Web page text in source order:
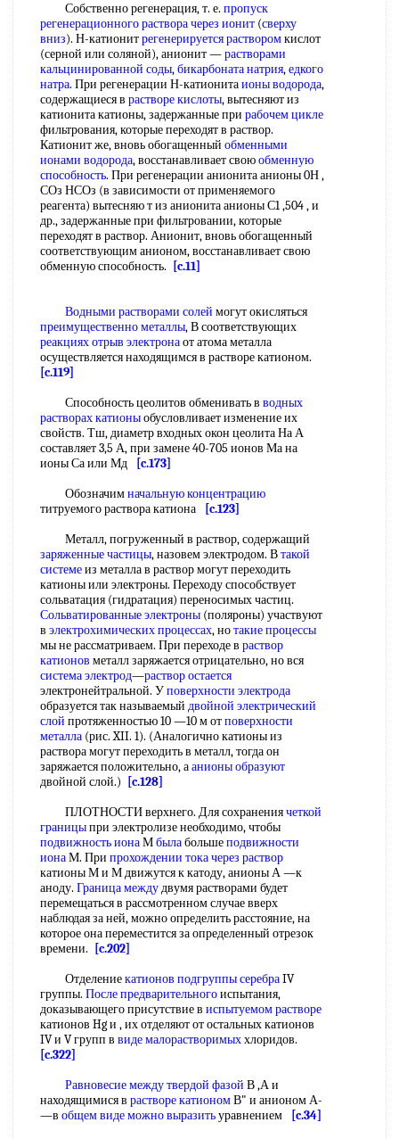
Собственно регенерация, т. е. пропуск
регенерационного растворачерез ионит (сверху
вниз). Н-катионитрегенерируется растворомкислот
(серной или соляной), анионит —растворами
кальцинированной соды,бикарбоната натрия,едкого
натра. При регенерации Н-катионитаионы водорода,
содержащиеся в растворе кислоты, вытесняют из
катионита катионы, задержанные при рабочем цикле
фильтрования, которые переходят в раствор.
Катионит же, вновь обогащенный обменными
ионами водорода, восстанавливает своюобменную
способность. При регенерации анионита анионы 0Н ,
СОз НСОз (в зависимости от применяемого
реагента) вытесняю т из анионита анионы С1 ,504 , и
др., задержанные при фильтровании, которые
переходят в раствор. Анионит, вновь обогащенный
соответствующим анионом, восстанавливает свою
обменную способность.
[c.11]
Водными растворами солей могут окисляться
преимущественно металлы, В соответствующих
реакциях отрыв электронаот атома металла
осуществляется находящимся в растворе катионом.
[c.119]
Способность цеолитов обменивать в водных
растворах катионыобусловливает изменение их
свойств. Тш, диаметр входных окон цеолита На А
составляет 3,5 А, при замене 40-705 ионов Ма на
ионы Са или Мд
[c.173]
Обозначимначальную концентрацию
титруемого раствора катиона
[c.123]
Металл, погруженный в раствор, содержащий
заряженные частицы, назовем электродом. Втакой
системеиз металла в раствор могут переходить
катионы или электроны. Переходу способствует
сольватация (гидратация) переносимых частиц.
Сольватированные электроны (поляроны) участвуют
в электрохимических процессах, нотакие процессы
мы не рассматриваем. При переходе в раствор
катионов металл заряжается отрицательно, но вся
система электрод—раствор остается
электронейтральной. Уповерхности электрода
образуется так называемый двойной электрический
слой протяженностью 10 —10 м отповерхности
металла (рис. XII. 1). (Аналогично катионы из
раствора могут переходить в металл, тогда он
заряжается положительно, аанионы образуют
двойной слой.)
[c.128]
ПЛОТНОСТИ верхнего. Для сохранениячеткой
границыпри электролизе необходимо, чтобы
подвижность ионаМбылабольшеподвижности
ионаМ. При прохождении тока через раствор
катионы М и М движутся к катоду, анионы А —к
аноду. Граница междудвумя растворами будет
перемещаться в рассмотренном случае вверх
наблюдая за ней, можно определить расстояние, на
которое она переместится за определенный отрезок
времени.
[c.202]
Отделениекатионов подгруппы серебраIV
группы. После предварительногоиспытания,
доказывающего присутствие в испытуемом растворе
катионов Hg и , их отделяют от остальных катионов
IV и V групп в виде малорастворимыххлоридов.
[c.322]
Равновесие между твердой фазой В ,А и
находящимися в растворе катиономВ" и анионом А-
—в общем видеможно выразитьуравнением
[c.34]